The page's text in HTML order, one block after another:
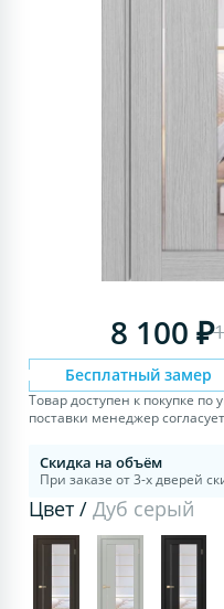
8 100 ₽
Бесплатный замер
Товар доступен к покупке по
поставки менеджер
Скидка на объём
При заказе от 3-х дверей
Цвет /Дуб серый